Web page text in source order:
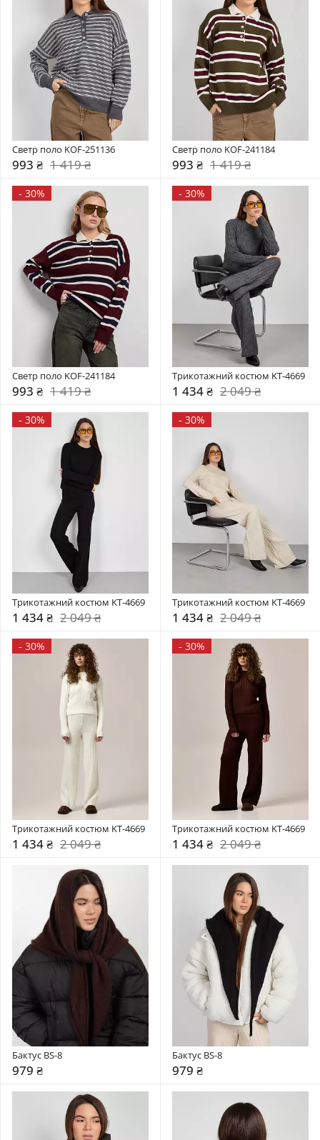
Светр поло KOF-251136
993 ₴ 1 419 ₴
Светр поло KOF-241184
993 ₴ 1 419 ₴
- 30%
Светр поло KOF-241184
993 ₴ 1 419 ₴
- 30%
Трикотажний костюм KT-4669
1 434 ₴ 2 049 ₴
- 30%
Трикотажний костюм KT-4669
1 434 ₴ 2 049 ₴
- 30%
Трикотажний костюм KT-4669
1 434 ₴ 2 049 ₴
- 30%
Трикотажний костюм KT-4669
1 434 ₴ 2 049 ₴
- 30%
Трикотажний костюм KT-4669
1 434 ₴ 2 049 ₴
Бактус BS-8
979 ₴
Бактус BS-8
979 ₴